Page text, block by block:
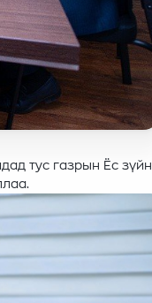
тус газрын Ёс зүйн